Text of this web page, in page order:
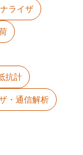
ライザ
抗計
・通信解析